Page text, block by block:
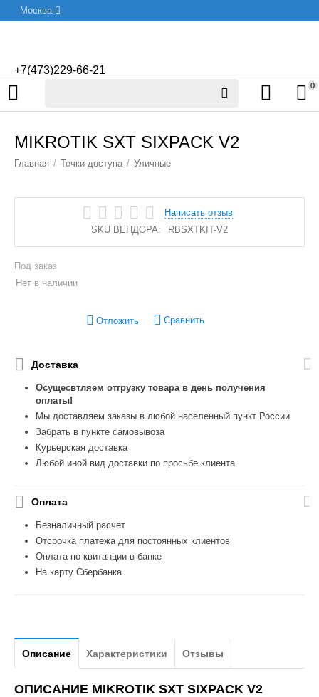
Москва
+7(473)229-66-21
0
MIKROTIK SXT SIXPACK V2
Главная / Точки доступа / Уличные
Написать отзыв
SKU ВЕНДОРА:
RBSXTKIT-V2
Под заказ
Нет в наличии
Отложить Сравнить
Доставка
Осущесвтляем отгрузку товара в день получения
оплаты!
Мы доставляем заказы в любой населенный пункт России
Забрать в пункте самовывоза
Курьерская доставка
Любой иной вид доставки по просьбе клиента
Оплата
Безналичный расчет
Отсрочка платежа для постоянных клиентов
Оплата по квитанции в банке
На карту Сбербанка
Описание Характеристики Отзывы
ОПИСАНИЕ MIKROTIK SXT SIXPACK V2